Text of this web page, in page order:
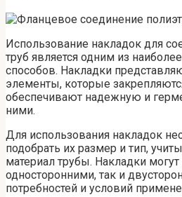
Использование накладок для
труб является одним из
способов. Накладки
элементы, которые
обеспечивают надежную и
ними.
Для использования накладок
подобрать их размер и тип,
материал трубы. Накладки
односторонними, так и
потребностей и условий